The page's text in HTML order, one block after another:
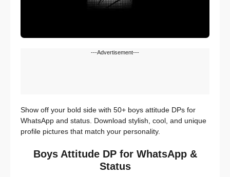
---Advertisement---
Show off your bold side with 50+ boys attitude DPs for
WhatsApp and status. Download stylish, cool, and unique
profile pictures that match your personality.
Boys Attitude DP for WhatsApp &
Status